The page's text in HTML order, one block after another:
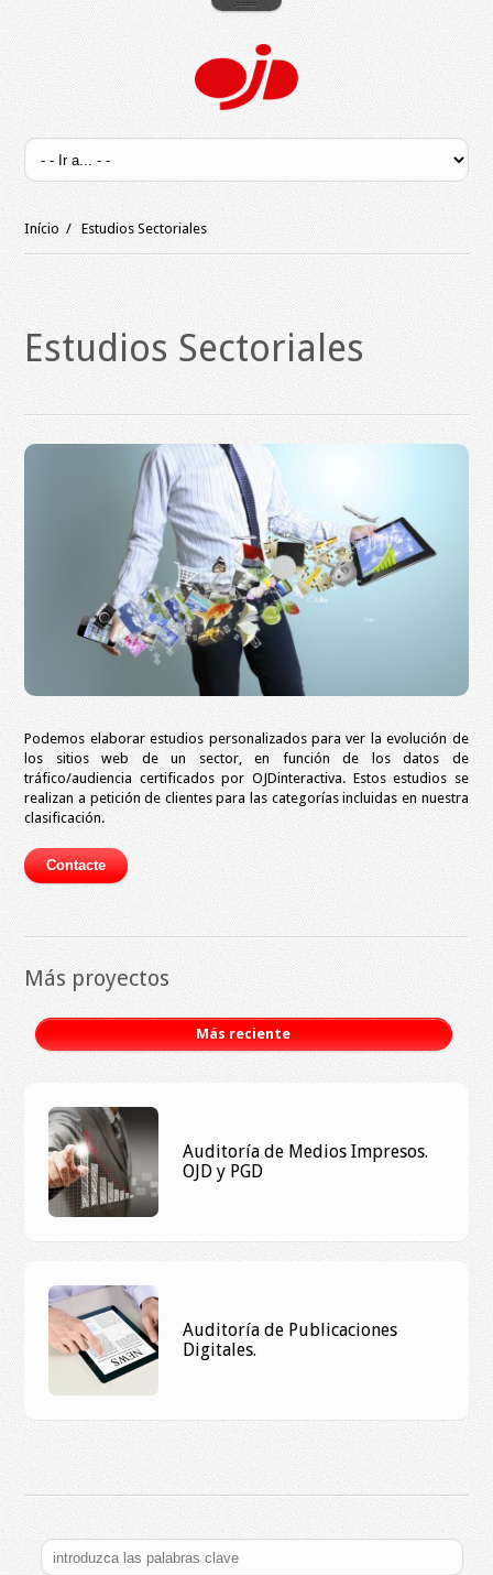
Início /Estudios Sectoriales
Estudios Sectoriales
Podemos elaborar estudios personalizados para ver la evolución de
los sitios web de un sector, en función de los datos de
tráfico/audiencia certificados por OJDinteractiva.Estos estudios se
realizan a petición de clientes para las categorías incluidas en nuestra
clasificación.
Más proyectos
Más reciente
Auditoría de Medios Impresos.
OJD y PGD
Auditoría de Publicaciones
Digitales.